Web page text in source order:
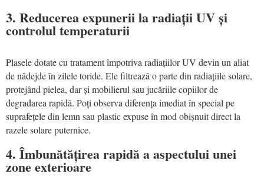
3. Reducerea expunerii la radiații UV și
controlul temperaturii
Plasele dotate cu tratament împotriva radiațiilor UV devin un aliat
de nădejde în zilele toride. Ele filtrează o parte din radiațiile solare,
protejând pielea, dar și mobilierul sau jucăriile copiilor de
degradarea rapidă. Poți observa diferența imediat în special pe
suprafețele din lemn sau plastic expuse în mod obișnuit direct la
razele solare puternice.
4. Îmbunătățirea rapidă a aspectului unei
zone exterioare